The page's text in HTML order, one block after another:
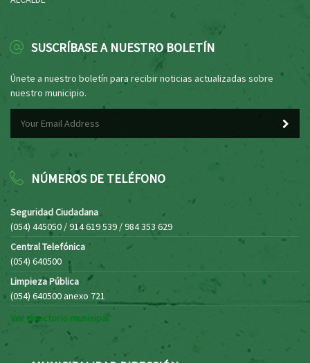
SUSCRÍBASE A NUESTRO BOLETÍN
Únete a nuestro boletín para recibir noticias actualizadas sobre
nuestro municipio.
NÚMEROS DE TELÉFONO
Seguridad Ciudadana
(054) 445050 / 914 619 539 / 984 353 629
Central Telefónica
(054) 640500
Limpieza Pública
(054) 640500 anexo 721
Ver directorio municipal